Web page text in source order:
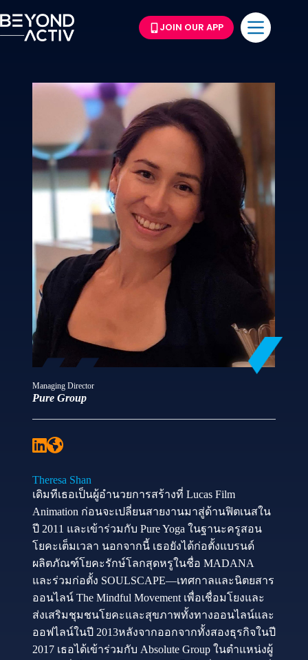
JOIN OUR APP
Managing Director
Pure Group
Theresa Shan
เดิมทีเธอเป็นผู้อำนวยการสร้างที่ Lucas Film
Animation ก่อนจะเปลี่ยนสายงานมาสู่ด้านฟิตเนสใน
ปี 2011 และเข้าร่วมกับ Pure Yoga ในฐานะครูสอน
โยคะเต็มเวลา นอกจากนี้ เธอยังได้ก่อตั้งแบรนด์
ผลิตภัณฑ์โยคะรักษ์โลกสุดหรูในชื่อ MADANA
และร่วมก่อตั้ง SOULSCAPE—เทศกาลและนิตยสาร
ออนไลน์ The Mindful Movement เพื่อเชื่อมโยงและ
ส่งเสริมชุมชนโยคะและสุขภาพทั้งทางออนไลน์และ
ออฟไลน์ในปี 2013หลังจากออกจากทั้งสองธุรกิจในปี
2017 เธอได้เข้าร่วมกับ Absolute Group ในตำแหน่งผู้